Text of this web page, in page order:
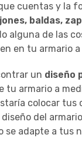
cuentas y la
baldas,
alguna de las
en tu armario a
un diseño
tu armario a
colocar tus
del
se adapte a tus